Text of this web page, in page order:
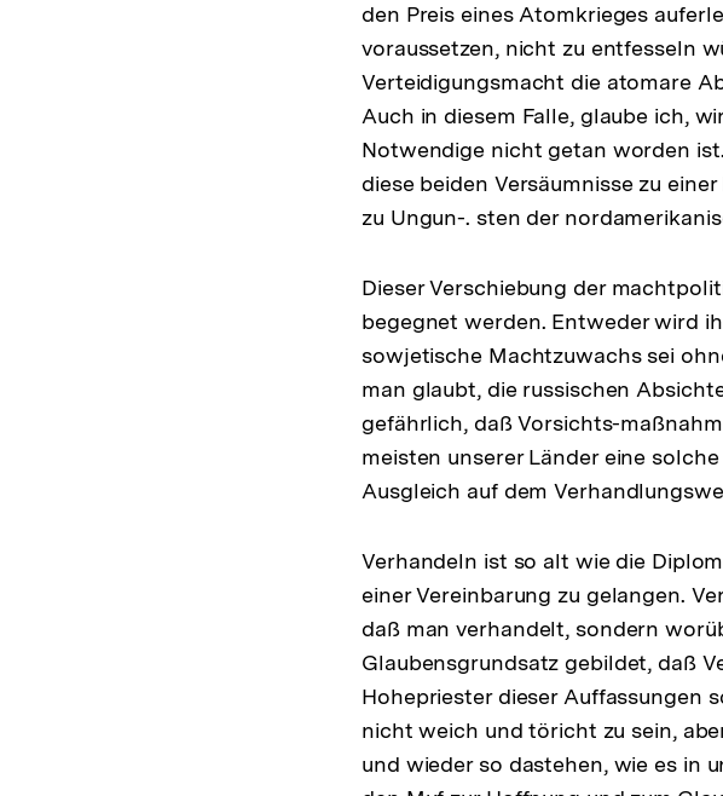
den Preis eines Atomkrieges
voraussetzen, nicht zu entfesseln
Verteidigungsmacht die atomare
Auch in diesem Falle, glaube ich,
Notwendige nicht getan worden
diese beiden Versäumnisse zu
zu Ungun-. sten der
Dieser Verschiebung der
begegnet werden. Entweder wird
sowjetische Machtzuwachs sei
man glaubt, die russischen
gefährlich, daß Vorsichts-
meisten unserer Länder eine
Ausgleich auf dem
Verhandeln ist so alt wie die
einer Vereinbarung zu gelangen.
daß man verhandelt, sondern
Glaubensgrundsatz gebildet, daß
Hohepriester dieser Auffassungen
nicht weich und töricht zu sein,
und wieder so dastehen, wie es in